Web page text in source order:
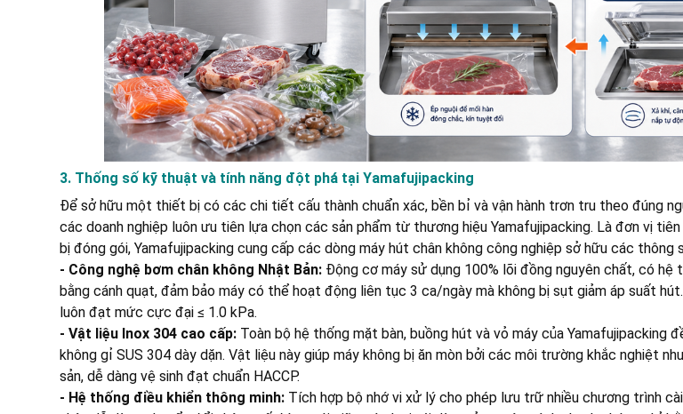
3. Thống số kỹ thuật và tính năng đột phá tại Yamafujipacking
Để sở hữu một thiết bị có các chi tiết cấu thành chuẩn xác, bền bỉ và vận hành trơn tru theo đúng
các doanh nghiệp luôn ưu tiên lựa chọn các sản phẩm từ thương hiệu Yamafujipacking. Là đơn vị
bị đóng gói, Yamafujipacking cung cấp các dòng máy hút chân không công nghiệp sở hữu các
- Công nghệ bơm chân không Nhật Bản: Động cơ máy sử dụng 100% lõi đồng nguyên chất, có
bằng cánh quạt, đảm bảo máy có thể hoạt động liên tục 3 ca/ngày mà không bị sụt giảm áp suất
luôn đạt mức cực đại ≤ 1.0 kPa.
- Vật liệu Inox 304 cao cấp: Toàn bộ hệ thống mặt bàn, buồng hút và vỏ máy của
không gỉ SUS 304 dày dặn. Vật liệu này giúp máy không bị ăn mòn bởi các môi trường khắc nghiệt
sản, dễ dàng vệ sinh đạt chuẩn HACCP.
- Hệ thống điều khiển thông minh: Tích hợp bộ nhớ vi xử lý cho phép lưu trữ nhiều chương trình